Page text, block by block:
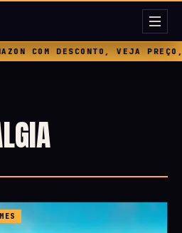
VEJA PREÇO,